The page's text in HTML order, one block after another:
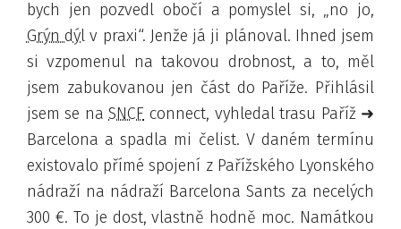
bych jen pozvedl obočí a pomyslel si,
no jo,
Grýn dýl v praxi . Jenže já ji plánoval. Ihned jsem
si vzpomenul na takovou drobnost, a to, měl
jsem zabukovanou jen část do Paříže. Přihlásil
jsem se naSNCF connect, vyhledal trasu Paříž ➜
Barcelona a spadla mi čelist. V daném termínu
existovalo přímé spojení z Pařížského Lyonského
nádraží na nádraží Barcelona Sants za necelých
300 €. To je dost, vlastně hodně moc. Namátkou